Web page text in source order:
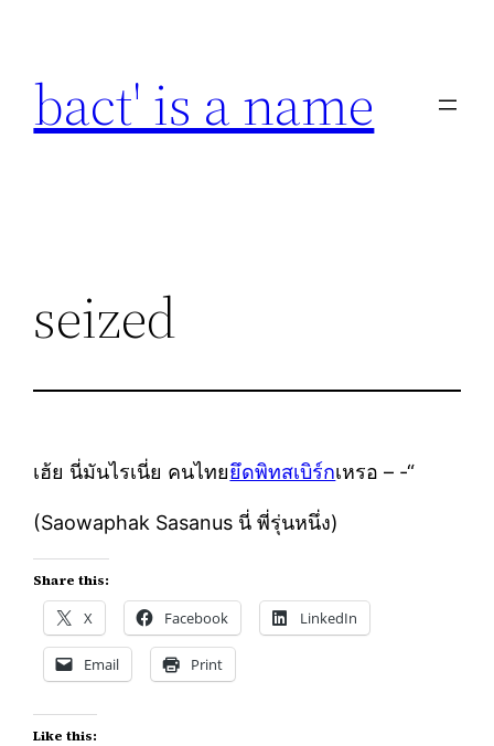
content
bact' is a name
seized
เฮ้ย นี่มันไรเนี่ย คนไทยยึดพิทสเบิร์กเหรอ – -“
(Saowaphak Sasanus นี่ พี่รุ่นหนึ่ง)
Share this:
X Facebook LinkedIn
Email Print
Like this: